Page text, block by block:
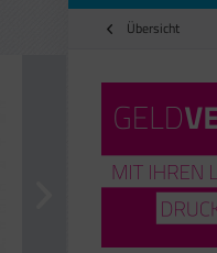
Übersicht